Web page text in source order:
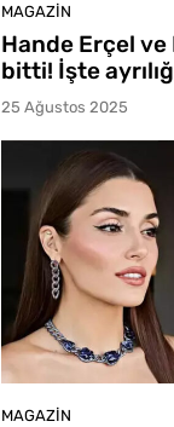
MAGAZIN
Hande Erçel ve
bitti! İşte
25 Ağustos 2025
MAGAZIN